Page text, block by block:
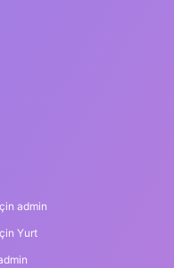
admin
Yurt